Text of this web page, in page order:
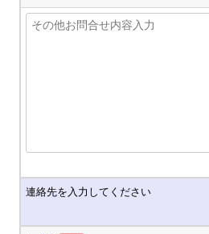
連絡先を入力してください